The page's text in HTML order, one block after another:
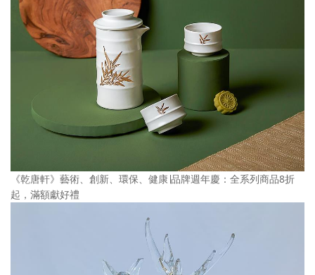
《乾唐軒》藝術、創新、環保、健康∣品牌週年慶：全系列商品8折
起，滿額獻好禮